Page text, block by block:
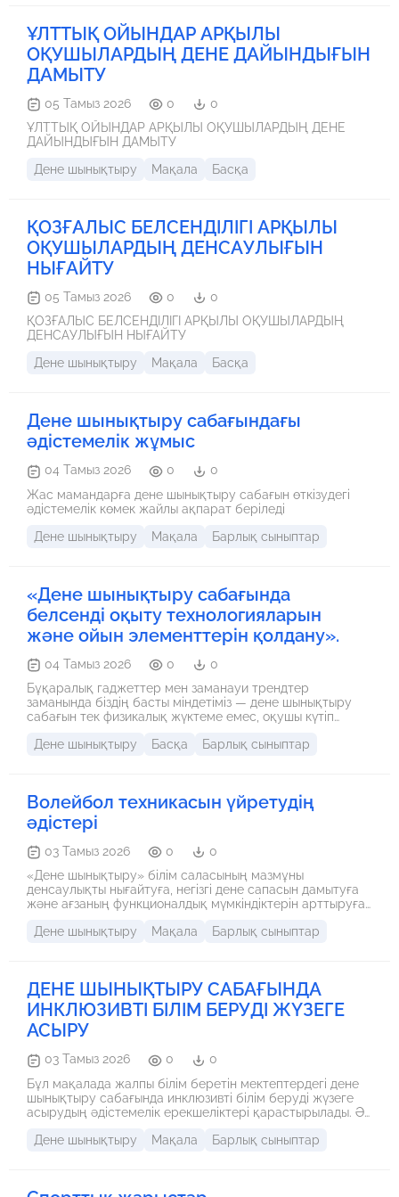
ҰЛТТЫҚ ОЙЫНДАР АРҚЫЛЫ
ОҚУШЫЛАРДЫҢ ДЕНЕ ДАЙЫНДЫҒЫН
ДАМЫТУ
05 Тамыз 2026 0
0
ҰЛТТЫҚ ОЙЫНДАР АРҚЫЛЫ ОҚУШЫЛАРДЫҢ ДЕНЕ
ДАЙЫНДЫҒЫН ДАМЫТУ
Дене шынықтыру
Мақала Басқа
ҚОЗҒАЛЫС БЕЛСЕНДІЛІГІ АРҚЫЛЫ
ОҚУШЫЛАРДЫҢ ДЕНСАУЛЫҒЫН
НЫҒАЙТУ
05 Тамыз 2026 0
0
ҚОЗҒАЛЫС БЕЛСЕНДІЛІГІ АРҚЫЛЫ ОҚУШЫЛАРДЫҢ
ДЕНСАУЛЫҒЫН НЫҒАЙТУ
Дене шынықтыру
Мақала Басқа
Дене шынықтыру сабағындағы
әдістемелік жұмыс
04 Тамыз 2026 0
0
Жас мамандарға дене шынықтыру сабағын өткізудегі
әдістемелік көмек жайлы ақпарат беріледі
Дене шынықтыру
Мақала Барлық сыныптар
«Дене шынықтыру сабағында
белсенді оқыту технологияларын
және ойын элементтерін қолдану».
04 Тамыз 2026 0
0
Бұқаралық гаджеттер мен заманауи трендтер
заманында біздің басты міндетіміз — дене шынықтыру
сабағын тек физикалық жүктеме емес, оқушы күтіп
мен өз тәжірибемде қолданып жүрген тиімді әдіс-
Дене шынықтыру Басқа Барлық сыныптар
Волейбол техникасын үйретудің
әдістері
03 Тамыз 2026 0
0
«Дене шынықтыру» білім саласының мазмұны
денсаулықты нығайтуға, негізгі дене сапасын дамытуға
және ағзаның функционалдық мүмкіндіктерін арттыруға
дамытушылық және түзету бағытындағы дене
шынықтыру жаттығуларын өз бетінше ұйымдастыруға
негізделген.
Дене шынықтыру Мақала Барлық сыныптар
ДЕНЕ ШЫНЫҚТЫРУ САБАҒЫНДА
ИНКЛЮЗИВТІ БІЛІМ БЕРУДІ ЖҮЗЕГЕ
АСЫРУ
03 Тамыз 2026 0
0
Бұл мақалада жалпы білім беретін мектептердегі дене
шынықтыру сабағында инклюзивті білім беруді жүзеге
асырудың әдістемелік ерекшеліктері қарастырылады. Әр
қолжетімді жаттығуларды ұйымдастыру жолдары
Дене шынықтыру Мақала Барлық сыныптар